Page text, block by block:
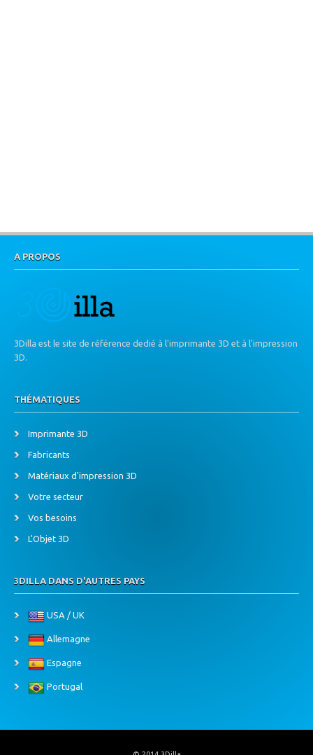
A PROPOS
3Dilla est le site de référence dedié à l'imprimante 3D et à l'impression
3D.
THÉMATIQUES
Imprimante 3D
Fabricants
Matériaux d'impression 3D
Votre secteur
Vos besoins
L'Objet 3D
3DILLA DANS D'AUTRES PAYS
USA / UK
Allemagne
Espagne
Portugal